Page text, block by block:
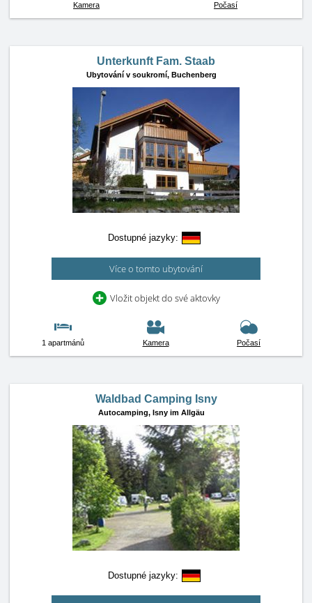
Kamera Počasí
Unterkunft Fam. Staab
Ubytování v soukromí, Buchenberg
Dostupné jazyky:
Více o tomto ubytování
Vložit objekt do své aktovky
1 apartmánů Kamera Počasí
Waldbad Camping Isny
Autocamping, Isny im Allgäu
Dostupné jazyky: